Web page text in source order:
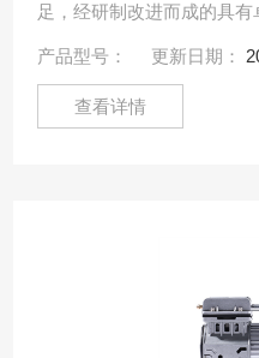
足，经研制改进而成的具
产品型号： 更新日期：
查看详情